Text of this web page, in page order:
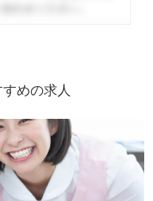
めの求人